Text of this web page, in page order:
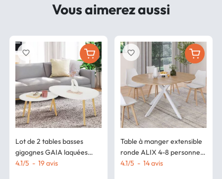
Vous aimerez aussi
Lot de 2 tables basses
gigognes GAIA laquées
blanc scandinave
4.1/5 - 19avis
favorite_border
Table à manger extensible
ronde ALIX 4-8 personnes
pied araignée bois et blanc
4.1/5 - 14avis
favorite_border